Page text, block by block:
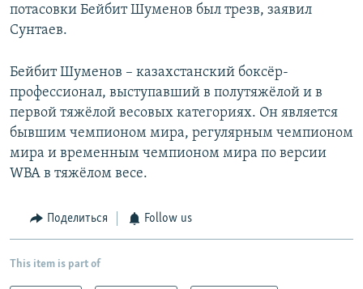
потасовки Бейбит Шуменов был трезв, заявил
Сунтаев.
Бейбит Шуменов – казахстанский боксёр-
профессионал, выступавший в полутяжёлой и в
первой тяжёлой весовых категориях. Он является
бывшим чемпионом мира, регулярным чемпионом
мира и временным чемпионом мира по версии
WBA в тяжёлом весе.
Поделиться Follow us
This item is part of